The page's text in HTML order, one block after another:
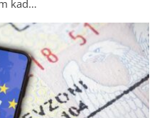
kad…